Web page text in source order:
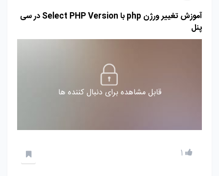
آموزش تغییر ورژن php با Select PHP Version در سی
پنل
قابل مشاهده برای دنبال کننده ها
1